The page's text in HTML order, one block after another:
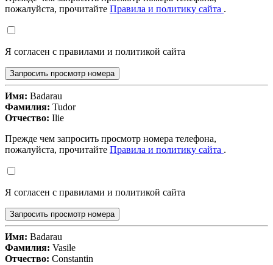
пожалуйста, прочитайте Правила и политику сайта .
Я согласен с правилами и политикой сайта
Запросить просмотр номера
Имя: Badarau
Фамилия: Tudor
Отчество: Ilie
Прежде чем запросить просмотр номера телефона,
пожалуйста, прочитайте Правила и политику сайта .
Я согласен с правилами и политикой сайта
Запросить просмотр номера
Имя: Badarau
Фамилия: Vasile
Отчество: Constantin